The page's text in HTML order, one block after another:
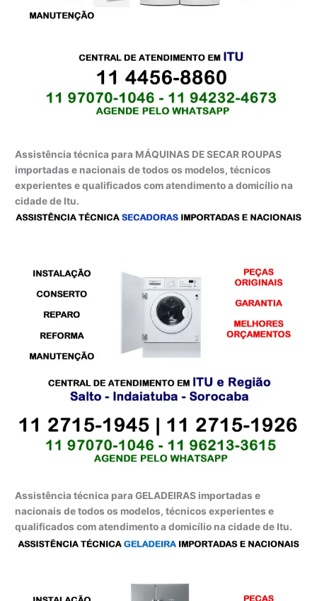
Assistência técnica para MÁQUINAS DE SECAR ROUPAS
importadas e nacionais de todos os modelos, técnicos
experientes e qualificados com atendimento a domicílio na
cidade de Itu.
Assistência técnica para GELADEIRAS importadas e
nacionais de todos os modelos, técnicos experientes e
qualificados com atendimento a domicílio na cidade de Itu.